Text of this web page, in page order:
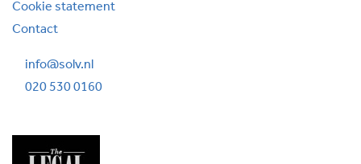
Cookie statement
Contact
info@solv.nl
020 530 0160